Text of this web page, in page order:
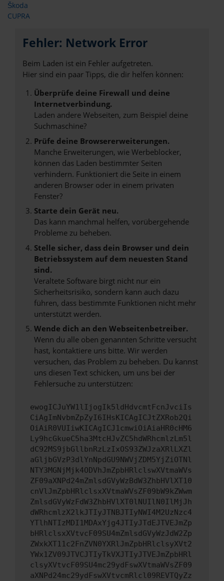
Škoda
CUPRA
Fehler: Network Error
Beim Laden ist ein Fehler aufgetreten.
Hier sind ein paar Tipps, die dir helfen können:
Überprüfe deine Firewall und deine
Internetverbindung.
Laden andere Webseiten, zum Beispiel deine
Suchmaschine?
Prüfe deine Browsererweiterungen.
Manche Erweiterungen, wie Werbeblocker,
können das Laden bestimmter Seiten
verhindern. Funktioniert die Seite in einem
anderen Browser oder in einem privaten
Fenster?
Starte dein Gerät neu.
Das kann manchmal helfen, vorübergehende
Probleme zu beheben.
Stelle sicher, dass dein Browser und dein
Betriebssystem auf dem neuesten Stand
sind.
Veraltete Software birgt nicht nur ein
Sicherheitsrisiko, sondern kann auch dazu
führen, dass bestimmte Funktionen nicht mehr
unterstützt werden.
Wende dich an den Webseitenbetreiber.
Wenn du alle oben genannten Schritte versucht
hast, kontaktiere uns bitte. Wir werden
versuchen, das Problem zu beheben. Du kannst
uns diesen Text schicken, um uns bei der
Fehlersuche zu unterstützen:
ewogICJuYW1lIjogIk5ldHdvcmtFcnJvciIs
CiAgImNvbmZpZyI6IHsKICAgICJtZXRob2Qi
OiAiR0VUIiwKICAgICJ1cmwiOiAiaHR0cHM6
Ly9hcGkueC5ha3MtcHJvZC5hdWRhcmlzLm5l
dC92MS9jbGllbnRzLzIxOS93ZWJzaXRlLXZl
aGljbGVzP3dlYnNpdGU9NWVjZDM5YjZiOTNl
NTY3MGNjMjk4ODVhJmZpbHRlclswXVtmaWVs
ZF09aXNPd24mZmlsdGVyWzBdW3ZhbHVlXT10
cnVlJmZpbHRlclsxXVtmaWVsZF09bW9kZWwm
ZmlsdGVyWzFdW3ZhbHVlXT0lNUIlN0IlMjJh
dWRhcmlzX2lkJTIyJTNBJTIyNWI4M2UzNzc4
YTlhNTIzMDI1MDAxYjg4JTIyJTdEJTVEJmZp
bHRlclsxXVtvcF09SU4mZmlsdGVyWzJdW2Zp
ZWxkXT11c2FnZVN0YXRlJmZpbHRlclsyXVt2
YWx1ZV09JTVCJTIyTkVXJTIyJTVEJmZpbHRl
clsyXVtvcF09SU4mc29ydFswXVtmaWVsZF09
aXNPd24mc29ydFswXVtvcmRlcl09REVTQyZz